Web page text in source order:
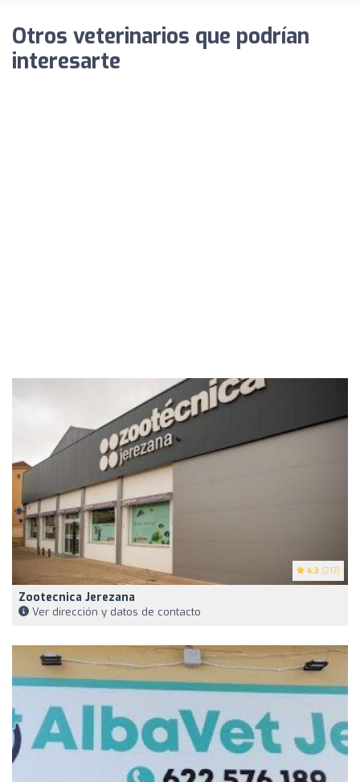
Otros veterinarios que podrían
interesarte
4.3 (217)
Zootecnica Jerezana
Ver dirección y datos de contacto